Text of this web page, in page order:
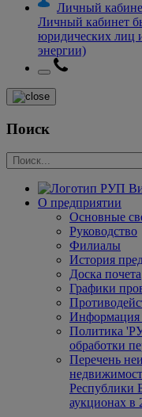
Личный
Личный кабинет
юридических лиц
энергии)
Поиск
О предприятии
Основные
Руководство
Филиалы
История
Доска почета
Графики
Информация
Политика
обработки
Перечень
Республики
аукционах в